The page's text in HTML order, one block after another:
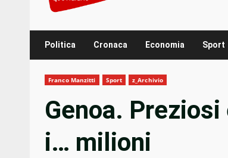
Politica Cronaca Economia Sport
Franco Manzitti Sport z_Archivio
Genoa.
i… milioni